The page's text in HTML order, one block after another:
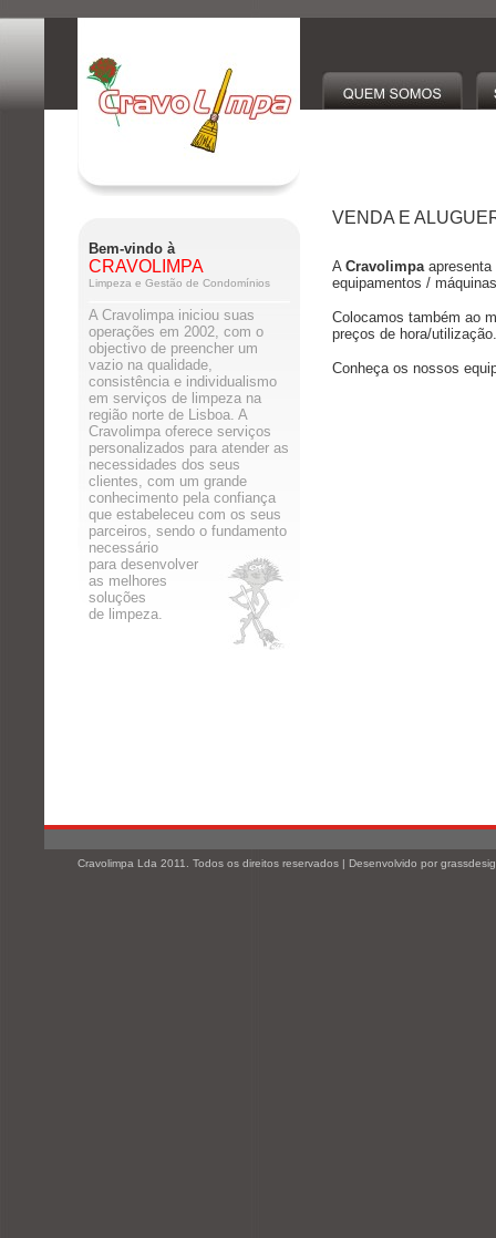
Bem-vindo à
CRAVOLIMPA
Limpeza e Gestão de Condomínios
A Cravolimpa iniciou suas
operações em 2002, com o
objectivo de preencher um
vazio na qualidade,
consistência e individualismo
em serviços de limpeza na
região norte de Lisboa. A
Cravolimpa oferece serviços
personalizados para atender as
necessidades dos seus
clientes, com um grande
conhecimento pela confiança
que estabeleceu com os seus
parceiros, sendo o fundamento
necessário
para desenvolver
as melhores
soluções
de limpeza.
VENDA E
A Cravolimpaapresenta
equipamentos /
Colocamos também ao
preços de hora/utilização.
Conheça os nossos
Cravolimpa Lda 2011. Todos os direitos reservados | Desenvolvido por